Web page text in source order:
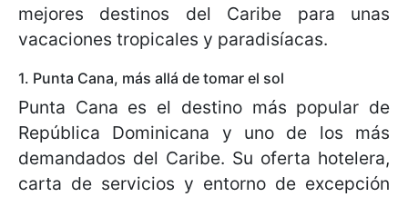
mejores destinos del Caribe para unas
vacaciones tropicales y paradisíacas.
1. Punta Cana, más allá de tomar el sol
Punta Cana es el destino más popular de
República Dominicana y uno de los más
demandados del Caribe. Su oferta hotelera,
carta de servicios y entorno de excepción